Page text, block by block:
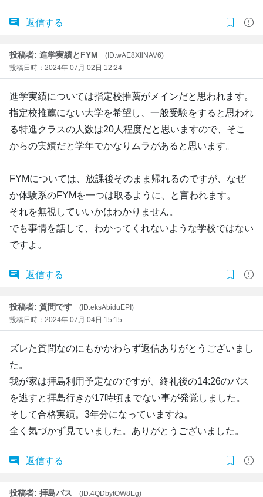
返信する
投稿者: 進学実績とFYM
(ID:wAE8XtlNAV6)
投稿日時：2024年 07月 02日 12:24
進学実績については指定校推薦がメインだと思われます。
指定校推薦にない大学を希望し、一般受験をすると思われ
る特進クラスの人数は20人程度だと思いますので、そこ
からの実績だと学年でかなりムラがあると思います。
FYMについては、放課後そのまま帰れるのですが、なぜ
か体験系のFYMを一つは取るように、と言われます。
それを無視していいかはわかりません。
でも事情を話して、わかってくれないような学校ではない
ですよ。
返信する
投稿者: 質問です
(ID:eksAbiduEPI)
投稿日時：2024年 07月 04日 15:15
ズレた質問なのにもかかわらず返信ありがとうございまし
た。
我が家は拝島利用予定なのですが、終礼後の14:26のバス
を逃すと拝島行きが17時頃までない事が発覚しました。
そして合格実績。3年分になっていますね。
全く気づかず見ていました。ありがとうございました。
返信する
投稿者: 拝島バス
(ID:4QDbytOW8Eg)